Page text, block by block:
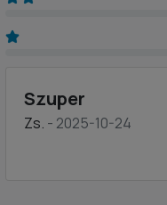
Szuper
Zs. - 2025-10-24